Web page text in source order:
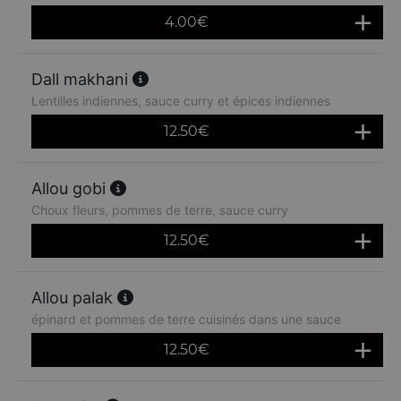
4.00€
Dall makhani
Lentilles indiennes, sauce curry et épices indiennes
12.50€
Allou gobi
Choux fleurs, pommes de terre, sauce curry
12.50€
Allou palak
épinard et pommes de terre cuisinés dans une sauce
12.50€